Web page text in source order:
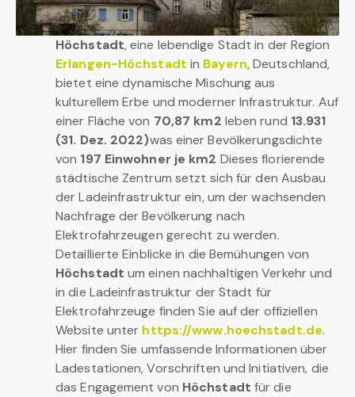
Höchstadt, eine lebendige Stadt in der Region
Erlangen-Höchstadt in Bayern, Deutschland,
bietet eine dynamische Mischung aus
kulturellem Erbe und moderner Infrastruktur. Auf
einer Fläche von 70,87 km2 leben rund 13.931
(31. Dez. 2022)was einer Bevölkerungsdichte
von 197 Einwohner je km2 Dieses florierende
städtische Zentrum setzt sich für den Ausbau
der Ladeinfrastruktur ein, um der wachsenden
Nachfrage der Bevölkerung nach
Elektrofahrzeugen gerecht zu werden.
Detaillierte Einblicke in die Bemühungen von
Höchstadt um einen nachhaltigen Verkehr und
in die Ladeinfrastruktur der Stadt für
Elektrofahrzeuge finden Sie auf der offiziellen
Website unter https://www.hoechstadt.de.
Hier finden Sie umfassende Informationen über
Ladestationen, Vorschriften und Initiativen, die
das Engagement von Höchstadt für die